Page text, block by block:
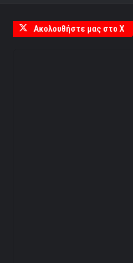
Ακολουθήστε μας στο X